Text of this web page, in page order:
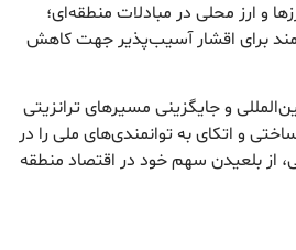
و ارز محلی در مبادلات منطقه‌ای؛
برای اقشار آسیب‌پذیر جهت کاهش
و جایگزینی مسیرهای ترانزیتی
و اتکای به توانمندی‌های ملی را در
از بلعیدن سهم خود در اقتصاد منطقه